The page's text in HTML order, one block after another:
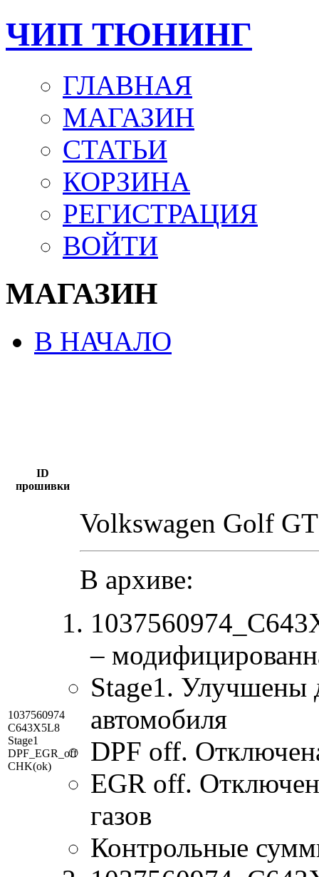
ЧИП ТЮНИНГ
ГЛАВНАЯ
МАГАЗИН
СТАТЬИ
КОРЗИНА
РЕГИСТРАЦИЯ
ВОЙТИ
МАГАЗИН
В НАЧАЛО
ID
прошивки
1037560974
C643X5L8
Stage1
DPF_EGR_off
CHK(ok)
Volkswagen Golf
В архиве:
–
Stage1. Улучшены
автомобиля
DPF off.
EGR off.
газов
Контрольные